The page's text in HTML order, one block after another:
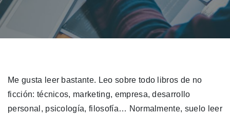
Me gusta leer bastante. Leo sobre todo libros de no
ficción: técnicos, marketing, empresa, desarrollo
personal, psicología, filosofía… Normalmente, suelo leer